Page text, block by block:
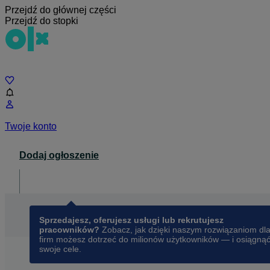
Przejdź do głównej części
Przejdź do stopki
Twoje konto
Dodaj ogłoszenie
Sprzedajesz, oferujesz usługi lub rekrutujesz
pracowników? Zobacz, jak dzięki naszym rozwiązaniom dla
firm możesz dotrzeć do milionów użytkowników — i osiągnąć
swoje cele.